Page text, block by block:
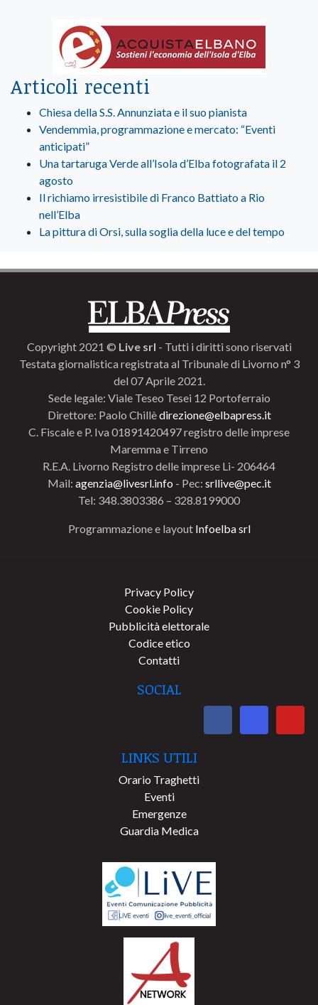
Articoli recenti
Chiesa della S.S. Annunziata e il suo pianista
Vendemmia, programmazione e mercato: “Eventi
anticipati”
Una tartaruga Verde all’Isola d’Elba fotografata il 2
agosto
Il richiamo irresistibile di Franco Battiato a Rio
nell’Elba
La pittura di Orsi, sulla soglia della luce e del tempo
Copyright 2021 © Live srl - Tutti i diritti sono riservati
Testata giornalistica registrata al Tribunale di Livorno n° 3
del 07 Aprile 2021.
Sede legale: Viale Teseo Tesei 12 Portoferraio
Direttore: Paolo Chillèdirezione@elbapress.it
C. Fiscale e P. Iva 01891420497 registro delle imprese
Maremma e Tirreno
R.E.A. Livorno Registro delle imprese Li- 206464
Mail: agenzia@livesrl.info - Pec: srllive@pec.it
Tel: 348.3803386 – 328.8199000
Programmazione e layout Infoelba srl
Privacy Policy
Cookie Policy
Pubblicità elettorale
Codice etico
Contatti
SOCIAL
LINKS UTILI
Orario Traghetti
Eventi
Emergenze
Guardia Medica